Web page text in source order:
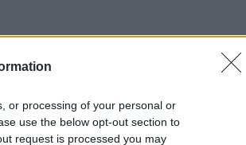
or processing of your personal or
use the below opt-out section to
request is processed you may